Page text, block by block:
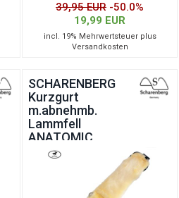
39,95 EUR -50.0%
19,99 EUR
incl. 19% Mehrwertsteuer plus
Versandkosten
SCHARENBERG
Kurzgurt
m.abnehmb.
Lammfell
ANATOMIC
ohne Elast